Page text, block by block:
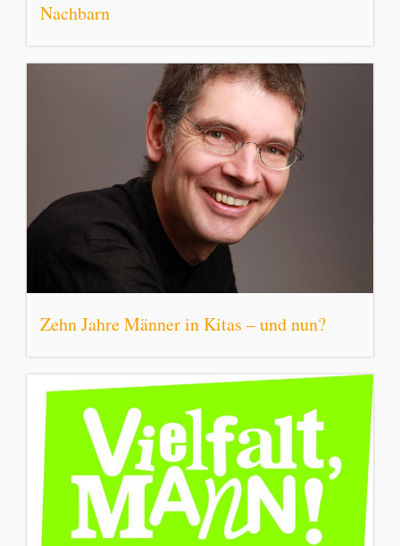
Nachbarn
Zehn Jahre Männer in Kitas – und nun?